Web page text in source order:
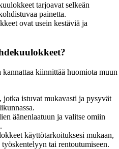
tarjoavat selkeän
painetta.
ovat usein kestäviä ja
kiinnittää huomiota muun
jotka istuvat mukavasti ja pysyvät
äänenlaatuun ja valitse omiin
käyttötarkoituksesi mukaan,
tai rentoutumiseen.